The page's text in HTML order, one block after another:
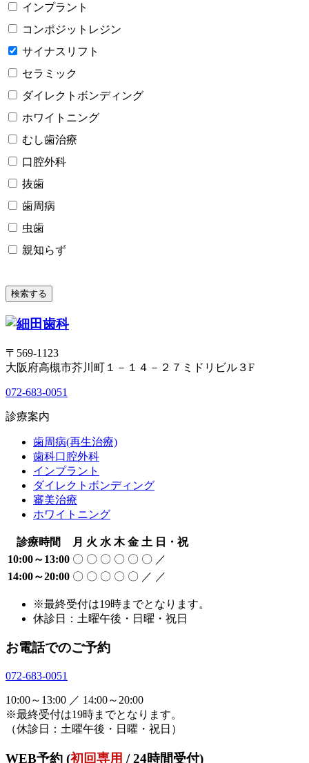
インプラント
コンポジットレジン
サイナスリフト
セラミック
ダイレクトボンディング
ホワイトニング
むし歯治療
口腔外科
抜歯
歯周病
虫歯
親知らず
〒569-1123
大阪府高槻市芥川町１－１４－２７ミドリビル３F
072-683-0051
診療案内
歯周病(再生治療)
歯科口腔外科
インプラント
ダイレクトボンディング
審美治療
ホワイトニング
診療時間 月 火 水 木 金 土 日・祝
10:00～13:00 〇 〇 〇 〇 〇 〇 ／
14:00～20:00 〇 〇 〇 〇 〇 ／ ／
※最終受付は19時までとなります。
休診日：土曜午後・日曜・祝日
お電話でのご予約
072-683-0051
10:00～13:00 ／ 14:00～20:00
※最終受付は19時までとなります。
（休診日：土曜午後・日曜・祝日）
WEB予約 (初回専用 / 24時間受付)